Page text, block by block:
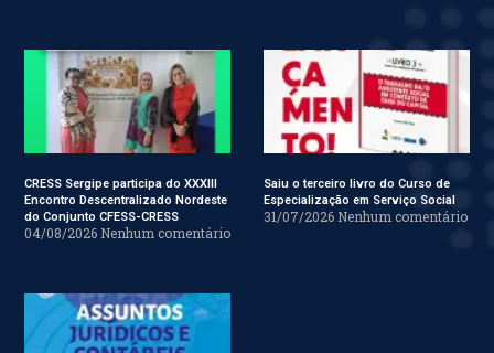
CRESS Sergipe participa do XXXIII
Encontro Descentralizado Nordeste
do Conjunto CFESS-CRESS
04/08/2026 Nenhum comentário
Saiu o terceiro livro do Curso de
Especialização em Serviço Social
31/07/2026 Nenhum comentário